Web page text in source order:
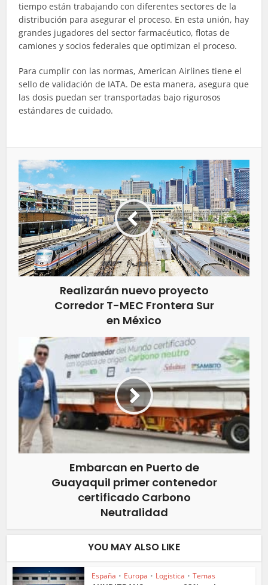
tiempo están trabajando con diferentes sectores de la
distribución para asegurar el proceso. En esta unión, hay
grandes jugadores del sector farmacéutico, flotas de
camiones y socios federales que optimizan el proceso.
Para cumplir con las normas, American Airlines tiene el
sello de validación de IATA. De esta manera, asegura que
las dosis puedan ser transportadas bajo rigurosos
estándares de cuidado.
Realizarán nuevo proyecto
Corredor T-MEC Frontera Sur
en México
Embarcan en Puerto de
Guayaquil primer contenedor
certificado Carbono
Neutralidad
YOU MAY ALSO LIKE
España • Europa • Logistica • Temas